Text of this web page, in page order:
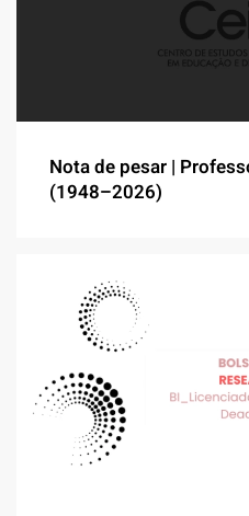
Nota de pesar |
(1948–2026)